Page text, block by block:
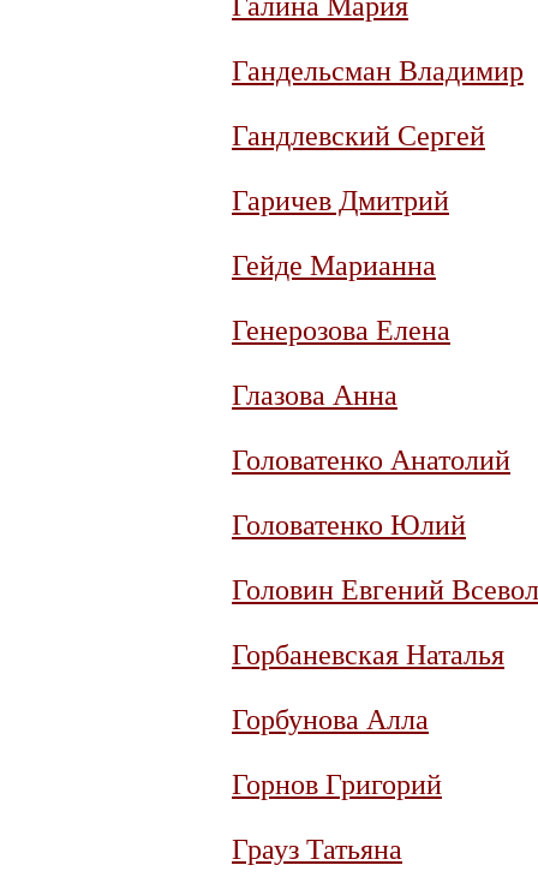
Гандельсман Владимир
Гандлевский Сергей
Гаричев Дмитрий
Гейде Марианна
Генерозова Елена
Глазова Анна
Головатенко Анатолий
Головатенко Юлий
Головин Евгений
Горбаневская Наталья
Горбунова Алла
Горнов Григорий
Грауз Татьяна